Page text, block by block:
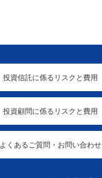
投資信託に係るリスクと費用
投資顧問に係るリスクと費用
よくあるご質問・お問い合わせ